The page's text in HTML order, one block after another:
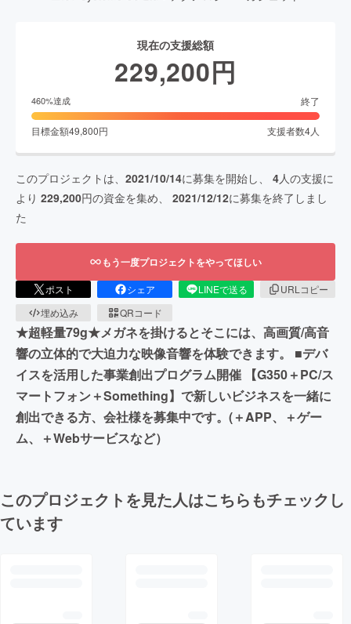
現在の支援総額
229,200円
460%達成 終了
目標金額49,800円 支援者数4人
このプロジェクトは、 2021/10/14に募集を開始し、 4人の支援に
より 229,200円の資金を集め、 2021/12/12に募集を終了しまし
た
もう一度プロジェクトをやってほしい
ポスト シェア LINEで送る
URLコピー
埋め込み
QRコード
★超軽量79g★メガネを掛けるとそこには、高画質/高音
響の立体的で大迫力な映像音響を体験できます。 ■デバ
イスを活用した事業創出プログラム開催 【G350＋PC/ス
マートフォン＋Something】で新しいビジネスを一緒に
創出できる方、会社様を募集中です。(＋APP、＋ゲー
ム、＋Webサービスなど）
このプロジェクトを見た人はこちらもチェックし
ています